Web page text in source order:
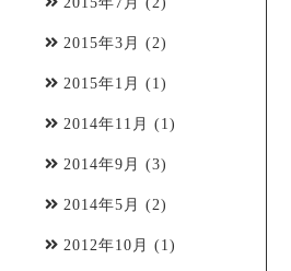
2015年3月 (2)
2015年1月 (1)
2014年11月 (1)
2014年9月 (3)
2014年5月 (2)
2012年10月 (1)